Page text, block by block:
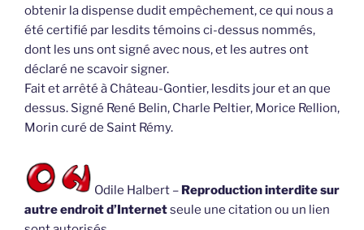
obtenir la dispense dudit empêchement, ce qui nous a
été certifié par lesdits témoins ci-dessus nommés,
dont les uns ont signé avec nous, et les autres ont
déclaré ne scavoir signer.
Fait et arrêté à Château-Gontier, lesdits jour et an que
dessus. Signé René Belin, Charle Peltier, Morice Rellion,
Morin curé de Saint Rémy.
Odile Halbert – Reproduction interdite sur
autre endroit d’Internetseule une citation ou un lien